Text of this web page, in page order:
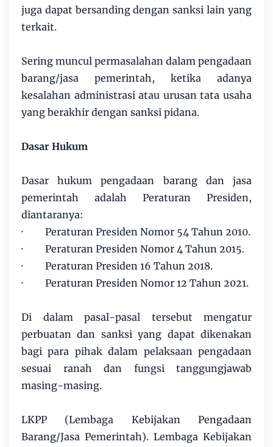
juga dapat bersanding dengan sanksi lain yang
terkait.
Sering muncul permasalahan dalam pengadaan
barang/jasa pemerintah, ketika adanya
kesalahan administrasi atau urusan tata usaha
yang berakhir dengan sanksi pidana.
Dasar Hukum
Dasar hukum pengadaan barang dan jasa
pemerintah adalah Peraturan Presiden,
diantaranya:
· Peraturan Presiden Nomor 54 Tahun 2010.
· Peraturan Presiden Nomor 4 Tahun 2015.
· Peraturan Presiden 16 Tahun 2018.
· Peraturan Presiden Nomor 12 Tahun 2021.
Di dalam pasal-pasal tersebut mengatur
perbuatan dan sanksi yang dapat dikenakan
bagi para pihak dalam pelaksaan pengadaan
sesuai ranah dan fungsi tanggungjawab
masing-masing.
LKPP (Lembaga Kebijakan Pengadaan
Barang/Jasa Pemerintah). Lembaga Kebijakan